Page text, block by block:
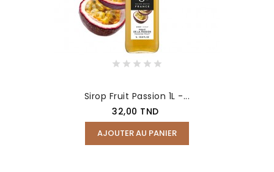
Sirop Fruit Passion 1L -...
Prix
32,00 TND
AJOUTER AU PANIER